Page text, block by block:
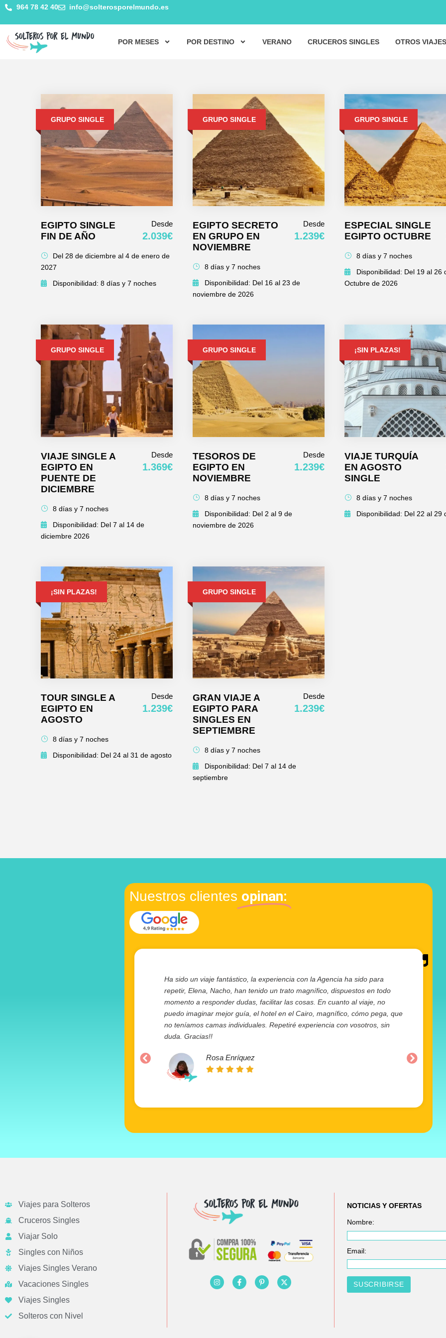
964 78 42 40 info@solterosporelmundo.es
POR MESES POR DESTINO VERANO CRUCEROS SINGLES OTROS VIAJES
GRUPO SINGLE
EGIPTO SINGLE
FIN DE AÑO
Desde
2.039€
Del 28 de diciembre al 4 de enero de
2027
Disponibilidad: 8 días y 7 noches
GRUPO SINGLE
EGIPTO SECRETO
EN GRUPO EN
NOVIEMBRE
Desde
1.239€
8 días y 7 noches
Disponibilidad: Del 16 al 23 de
noviembre de 2026
GRUPO SINGLE
ESPECIAL SINGLE
EGIPTO OCTUBRE
8 días y 7 noches
Disponibilidad: Del 19 al 26
Octubre de 2026
GRUPO SINGLE
VIAJE SINGLE A
EGIPTO EN
PUENTE DE
DICIEMBRE
Desde
1.369€
8 días y 7 noches
Disponibilidad: Del 7 al 14 de
diciembre 2026
GRUPO SINGLE
TESOROS DE
EGIPTO EN
NOVIEMBRE
Desde
1.239€
8 días y 7 noches
Disponibilidad: Del 2 al 9 de
noviembre de 2026
¡SIN PLAZAS!
VIAJE TURQUÍA
EN AGOSTO
SINGLE
8 días y 7 noches
Disponibilidad: Del 22 al 29
¡SIN PLAZAS!
TOUR SINGLE A
EGIPTO EN
AGOSTO
Desde
1.239€
8 días y 7 noches
Disponibilidad: Del 24 al 31 de agosto
GRUPO SINGLE
GRAN VIAJE A
EGIPTO PARA
SINGLES EN
SEPTIEMBRE
Desde
1.239€
8 días y 7 noches
Disponibilidad: Del 7 al 14 de
septiembre
Nuestros clientes opinan:
Ha sido un viaje fantástico, la experiencia con la Agencia ha sido para
repetir, Elena, Nacho, han tenido un trato magnífico, dispuestos en todo
momento a responder dudas, facilitar las cosas. En cuanto al viaje, no
puedo imaginar mejor guía, el hotel en el Cairo, magnífico, cómo pega, que
no teníamos camas individuales. Repetiré experiencia con vosotros, sin
duda. Gracias!!
Rosa Enríquez
Viajes para Solteros
Cruceros Singles
Viajar Solo
Singles con Niños
Viajes Singles Verano
Vacaciones Singles
Viajes Singles
Solteros con Nivel
NOTICIAS Y OFERTAS
Nombre:
Email: